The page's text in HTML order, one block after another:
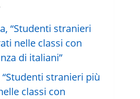
stranieri più
classi con